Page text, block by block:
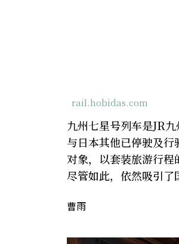
rail.hobidas.com
九州七星号列车是JR
与日本其他已停驶及
对象，以套装旅游行程
尽管如此，依然吸引了
曹雨